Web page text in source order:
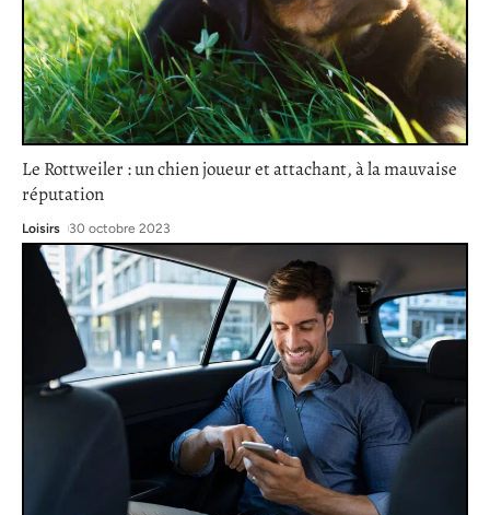
Le Rottweiler : un chien joueur et attachant, à la mauvaise
réputation
Loisirs 30 octobre 2023